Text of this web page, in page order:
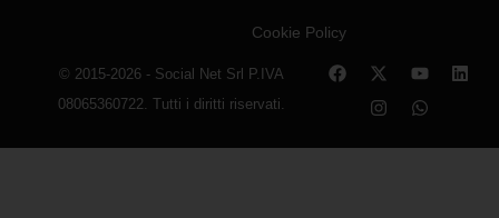
Cookie Policy
© 2015-2026 - Social Net Srl P.IVA
08065360722. Tutti i diritti riservati.